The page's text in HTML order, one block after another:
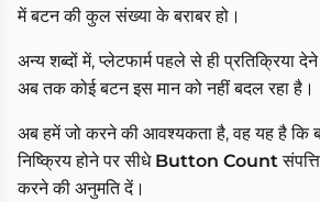
में बटन की कुल संख्या के बराबर हो।
अन्य शब्दों में, प्लेटफार्म पहले से ही प्रतिक्रिया
अब तक कोई बटन इस मान को नहीं बदल रहा है।
अब हमें जो करने की आवश्यकता है, वह यह है कि
निष्क्रिय होने पर सीधे Button Count
करने की अनुमति दें।